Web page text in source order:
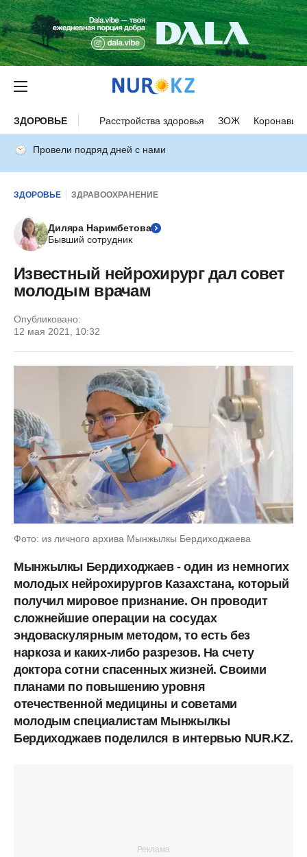
ЗДОРОВЬЕ Расстройства здоровья ЗОЖ
Провели подряд дней с нами
ЗДОРОВЬЕ ЗДРАВООХРАНЕНИЕ
Диляра Наримбетова
Бывший сотрудник
Известный нейрохирург дал совет
молодым врачам
Опубликовано:
12 мая 2021, 10:32
Фото: из личного архива Мынжылкы Бердиходжаева
Мынжылкы Бердиходжаев - один из немногих
молодых нейрохирургов Казахстана, который
получил мировое признание. Он проводит
сложнейшие операции на сосудах
эндоваскулярным методом, то есть без
наркоза и каких-либо разрезов. На счету
доктора сотни спасенных жизней. Cвоими
планами по повышению уровня
отечественной медицины и советами
молодым специалистам Мынжылкы
Бердиходжаев поделился в интервью NUR.KZ.